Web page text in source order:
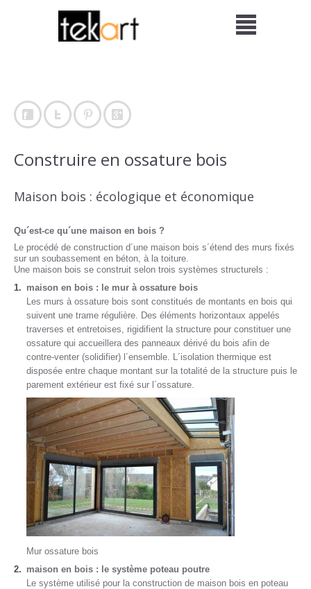
Construire en ossature bois
Maison bois : écologique et économique
Qu´est-ce qu´une maison en bois ?
Le procédé de construction d´une maison bois s´étend des murs fixés
sur un soubassement en béton, à la toiture.
Une maison bois se construit selon trois systèmes structurels :
maison en bois : le mur à ossature bois
Les murs à ossature bois sont constitués de montants en bois qui
suivent une trame régulière. Des éléments horizontaux appelés
traverses et entretoises, rigidifient la structure pour constituer une
ossature qui accueillera des panneaux dérivé du bois afin de
contre-venter (solidifier) l´ensemble. L´isolation thermique est
disposée entre chaque montant sur la totalité de la structure puis le
parement extérieur est fixé sur l´ossature.
Mur ossature bois
maison en bois : le système poteau poutre
Le système utilisé pour la construction de maison bois en poteau